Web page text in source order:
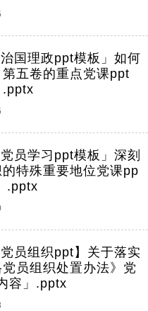
国理政ppt模板」如何
五卷的重点党课ppt
.pptx
员学习ppt模板」深刻
特殊重要地位党课pp
.pptx
员组织ppt】关于落实
党员组织处置办法》党
容」.pptx